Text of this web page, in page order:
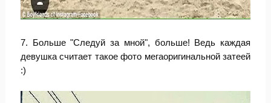
7. Больше "Следуй за мной", больше! Ведь каждая
девушка считает такое фото мегаоригинальной затеей
:)